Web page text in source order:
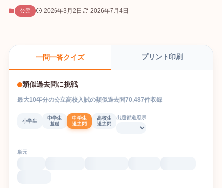
公民 2026年3月2日 2026年7月4日
一問一答クイズ プリント印刷
類似過去問に挑戦
最大10年分の公立高校入試の類似過去問70,487件収録
小学生
中学生
基礎
中学生
過去問
高校生
過去問
出題都道府県
単元